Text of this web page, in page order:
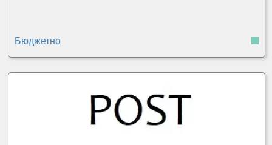
Бюджетно